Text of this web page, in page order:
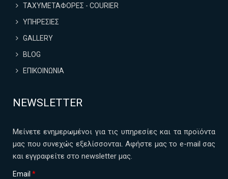
ΤΑΧΥΜΕΤΑΦΟΡΕΣ - COURIER
ΥΠΗΡΕΣΙΕΣ
GALLERY
BLOG
ΕΠΙΚΟΙΝΩΝΙΑ
NEWSLETTER
Μείνετε ενημερωμένοι για τις υπηρεσίες και τα προϊόντα
μας που συνεχώς εξελίσσονται. Αφήστε μας το e-mail σας
και εγγραφείτε στο newsletter μας.
Email *